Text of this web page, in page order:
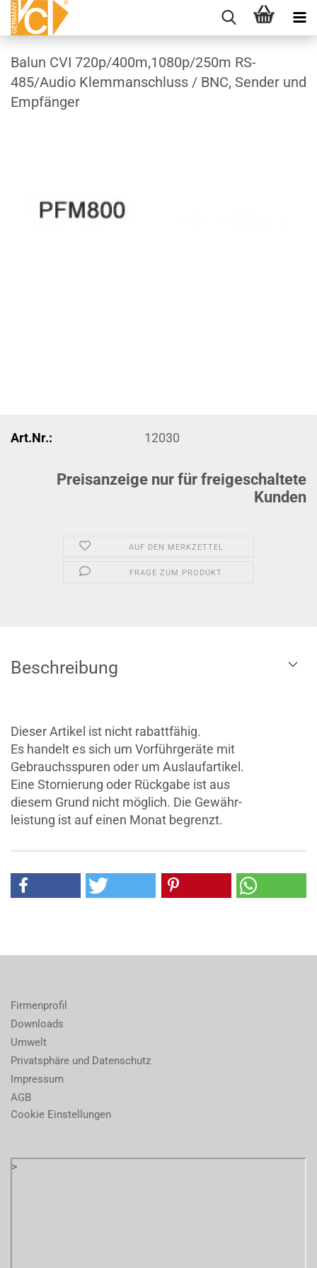
Balun CVI 720p/400m,1080p/250m RS-
485/Audio Klemmanschluss / BNC, Sender und
Empfänger
Art.Nr.: 12030
Preisanzeige nur für freigeschaltete
Kunden
AUF DEN MERKZETTEL
FRAGE ZUM PRODUKT
Beschreibung
Dieser Artikel ist nicht rabattfähig.
Es handelt es sich um Vorführgeräte mit
Gebrauchsspuren oder um Auslaufartikel.
Eine Stornierung oder Rückgabe ist aus
diesem Grund nicht möglich. Die Gewähr-
leistung ist auf einen Monat begrenzt.
Firmenprofil
Downloads
Umwelt
Privatsphäre und Datenschutz
Impressum
AGB
Cookie Einstellungen
>